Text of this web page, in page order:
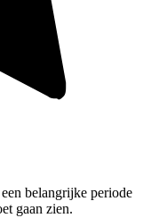
belangrijke periode
gaan zien.